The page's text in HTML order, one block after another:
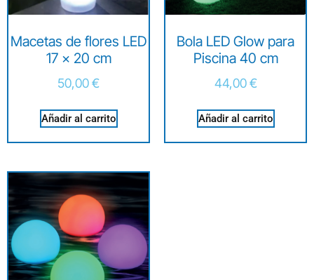
Macetas de flores LED
17 x 20 cm
50,00€
Añadir al carrito
Bola LED Glow para
Piscina 40 cm
44,00€
Añadir al carrito